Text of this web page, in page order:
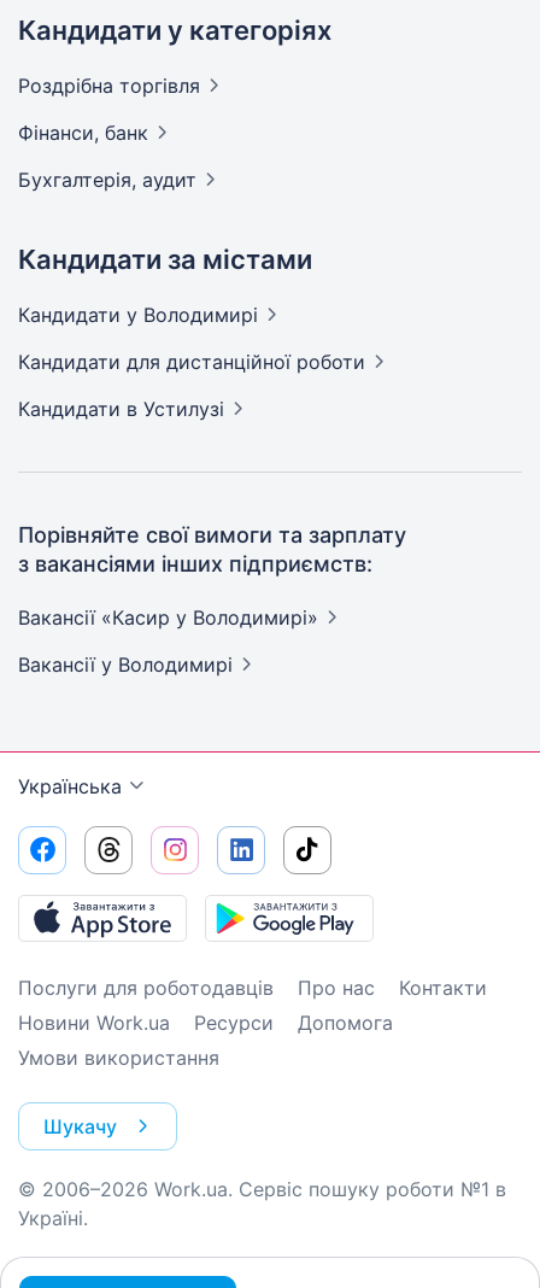
Кандидати у категоріях
Роздрібна торгівля
Фінанси, банк
Бухгалтерія, аудит
Кандидати за містами
Кандидати у Володимирі
Кандидати для дистанційної роботи
Кандидати в Устилузі
Порівняйте свої вимоги та зарплату
з вакансіями інших підприємств:
Вакансії «Касир у Володимирі»
Вакансії у Володимирі
Українська
Послуги для роботодавців Про нас
Контакти
Новини Work.ua
Ресурси
Допомога
Умови використання
Шукачу
© 2006–2026 Work.ua. Сервіс пошуку роботи №1 в
Україні.